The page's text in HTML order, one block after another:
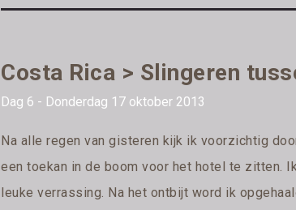
Costa Rica > Slingeren
Dag 6 - Donderdag 17 oktober 2013
Na alle regen van gisteren kijk ik voorzichtig
een toekan in de boom voor het hotel te zitten.
leuke verrassing. Na het ontbijt word ik